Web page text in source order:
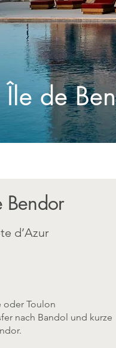
de
Bendor
d’Azur
oder Toulon
nach Bandol und kurze